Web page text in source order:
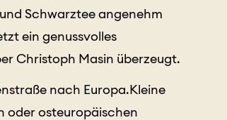
Schwarztee angenehm
ein genussvolles
Christoph Masin überzeugt.
nach Europa.Kleine
oder osteuropäischen